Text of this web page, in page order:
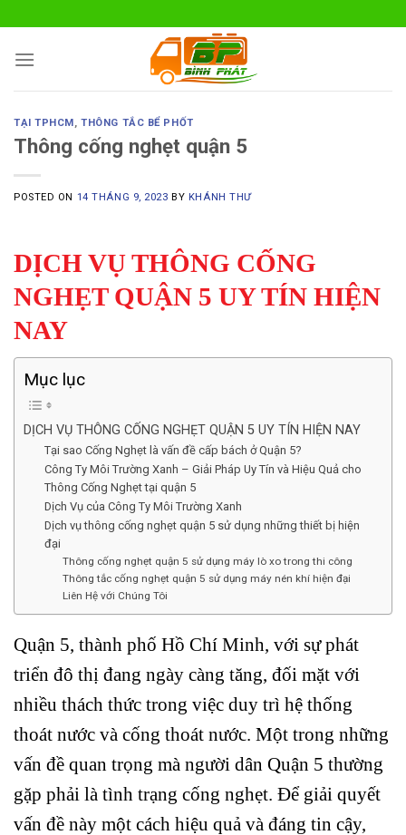
to
content
TẠI TPHCM,THÔNG TẮC BỂ PHỐT
Thông cống nghẹt quận 5
POSTED ON 14 THÁNG 9, 2023 BY KHÁNH THƯ
DỊCH VỤ THÔNG CỐNG
NGHẸT QUẬN 5 UY TÍN HIỆN
NAY
Mục lục
DỊCH VỤ THÔNG CỐNG NGHẸT QUẬN 5 UY TÍN HIỆN NAY
Tại sao Cống Nghẹt là vấn đề cấp bách ở Quận 5?
Công Ty Môi Trường Xanh – Giải Pháp Uy Tín và Hiệu Quả cho
Thông Cống Nghẹt tại quận 5
Dịch Vụ của Công Ty Môi Trường Xanh
Dịch vụ thông cống nghẹt quận 5 sử dụng những thiết bị hiện
đại
Thông cống nghẹt quận 5 sử dụng máy lò xo trong thi công
Thông tắc cống nghẹt quận 5 sử dụng máy nén khí hiện đại
Liên Hệ với Chúng Tôi
Quận 5, thành phố Hồ Chí Minh, với sự phát
triển đô thị đang ngày càng tăng, đối mặt với
nhiều thách thức trong việc duy trì hệ thống
thoát nước và cống thoát nước. Một trong những
vấn đề quan trọng mà người dân Quận 5 thường
gặp phải là tình trạng cống nghẹt. Để giải quyết
vấn đề này một cách hiệu quả và đáng tin cậy,